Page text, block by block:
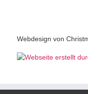
Webdesign von